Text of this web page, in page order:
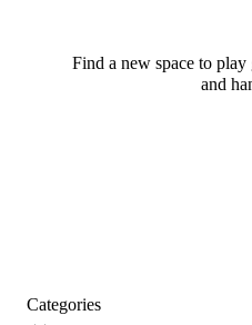
Find a new space to
and
Categories